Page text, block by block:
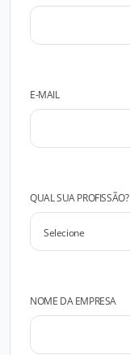
E-MAIL
QUAL SUA PROFISSÃO?
NOME DA EMPRESA